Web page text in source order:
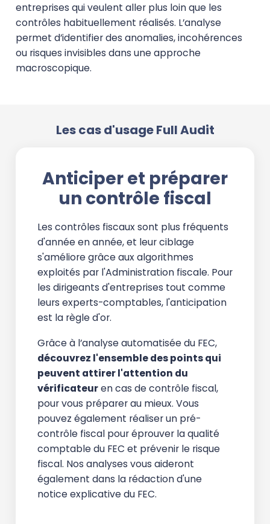
entreprises qui veulent aller plus loin que les
contrôles habituellement réalisés. L’analyse
permet d’identifier des anomalies, incohérences
ou risques invisibles dans une approche
macroscopique.
Les cas d'usage Full Audit
Anticiper et préparer
un contrôle fiscal
Les contrôles fiscaux sont plus fréquents
d'année en année, et leur ciblage
s'améliore grâce aux algorithmes
exploités par l'Administration fiscale. Pour
les dirigeants d'entreprises tout comme
leurs experts-comptables, l'anticipation
est la règle d'or.
Grâce à l’analyse automatisée du FEC,
découvrez l'ensemble des points qui
peuvent attirer l'attention du
vérificateuren cas de contrôle fiscal,
pour vous préparer au mieux. Vous
pouvez également réaliser un pré-
contrôle fiscal pour éprouver la qualité
comptable du FEC et prévenir le risque
fiscal. Nos analyses vous aideront
également dans la rédaction d'une
notice explicative du FEC.